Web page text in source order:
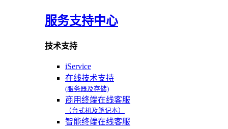
服务支持中心
技术支持
iService
在线技术支持
(服务器及存储)
商用终端在线客服
（台式机及笔记本）
智能终端在线客服